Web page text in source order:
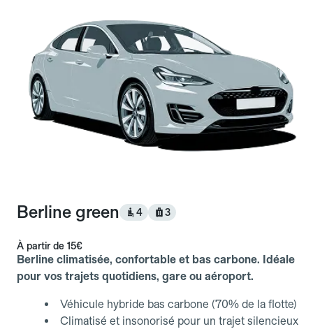
Berline green 4 3
À partir de 15€
Berline climatisée, confortable et bas carbone. Idéale
pour vos trajets quotidiens, gare ou aéroport.
Véhicule hybride bas carbone (70% de la flotte)
Climatisé et insonorisé pour un trajet silencieux